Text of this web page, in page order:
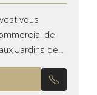
vous
de
Jardins de
Façade